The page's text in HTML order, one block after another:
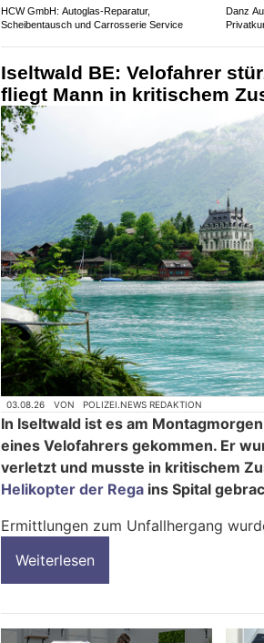
HCW GmbH: Autoglas‑Reparatur,
Scheibentausch und Carrosserie Service
Danz
Iseltwald BE: Velofahrer
fliegt Mann in kritischem
03.08.26 VON POLIZEI.NEWS REDAKTION
In Iseltwald ist es am
eines Velofahrers gekommen. Er
verletzt und musste in kritischem
Helikopter der Rega ins Spital
Ermittlungen zum Unfallhergang
Weiterlesen